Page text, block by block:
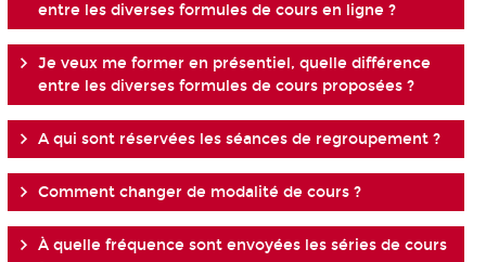
entre les diverses formules de cours en ligne ?
Je veux me former en présentiel, quelle différence
entre les diverses formules de cours proposées ?
A qui sont réservées les séances de regroupement ?
Comment changer de modalité de cours ?
À quelle fréquence sont envoyées les séries de cours